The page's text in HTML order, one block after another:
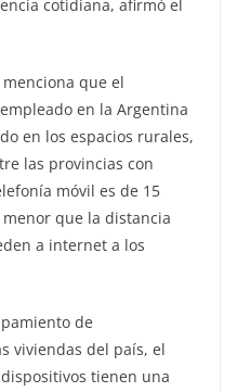
cotidiana, afirmó el
que el
en la Argentina
en los espacios rurales,
las provincias con
móvil es de 15
que la distancia
a internet a los
de
viviendas del país, el
tienen una